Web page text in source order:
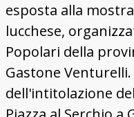
esposta alla
lucchese,
Popolari della
Gastone Venturelli.
dell'intitolazione